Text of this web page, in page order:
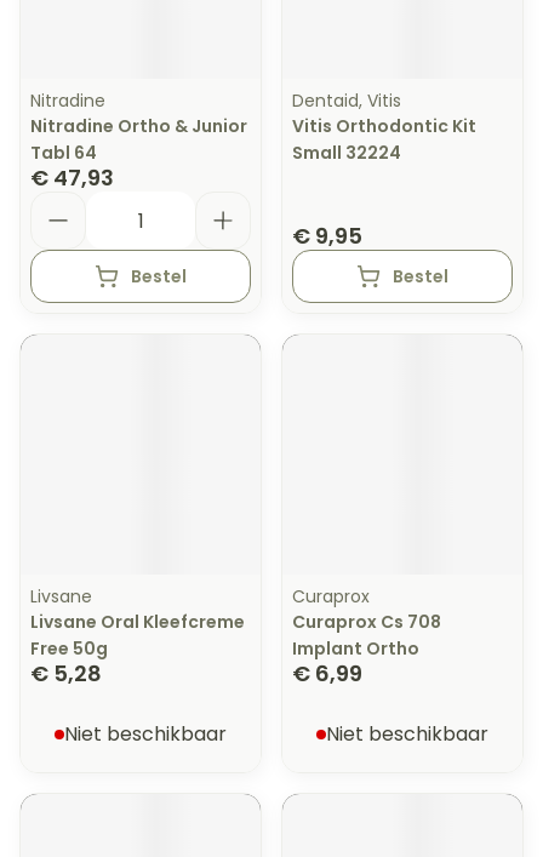
Nitradine
Nitradine Ortho & Junior
Tabl 64
€ 47,93
Bestel
Dentaid, Vitis
Vitis Orthodontic Kit
Small 32224
€ 9,95
Bestel
Livsane
Livsane Oral Kleefcreme
Free 50g
€ 5,28
Niet beschikbaar
Curaprox
Curaprox Cs 708
Implant Ortho
€ 6,99
Niet beschikbaar